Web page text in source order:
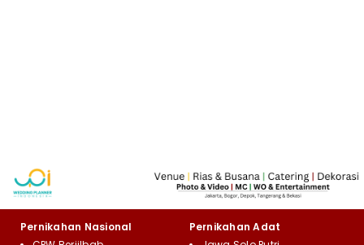
Pernikahan Nasional
Pernikahan Adat